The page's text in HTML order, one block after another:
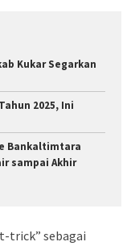
Kukar Segarkan
2025, Ini
Bankaltimtara
sampai Akhir
trick” sebagai